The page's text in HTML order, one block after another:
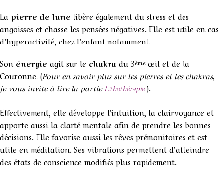
La pierre de lune libère également du stress et des
angoisses et chasse les pensées négatives. Elle est utile en cas
d’hyperactivité, chez l’enfant notamment.
Son énergie agit sur le chakra du 3ème œil et de la
Couronne. (Pour en savoir plus sur les pierres et les chakras,
je vous invite à lire la partie Lithothérapie).
Effectivement, elle développe l’intuition, la clairvoyance et
apporte aussi la clarté mentale afin de prendre les bonnes
décisions. Elle favorise aussi les rêves prémonitoires et est
utile en méditation. Ses vibrations permettent d’atteindre
des états de conscience modifiés plus rapidement.